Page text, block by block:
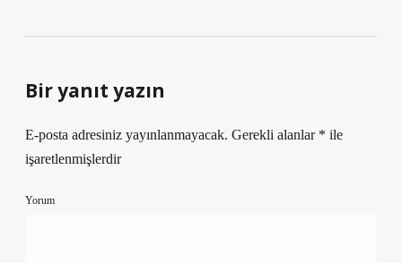
Bir yanıt yazın
E-posta adresiniz yayınlanmayacak. Gerekli alanlar * ile
işaretlenmişlerdir
Yorum